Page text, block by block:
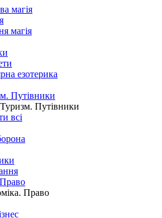
магія
магія
езотерика
Путівники
Путівники
всі
Право